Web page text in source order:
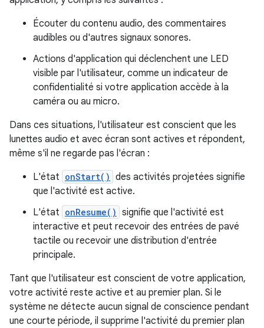
Écouter du contenu audio, des commentaires
audibles ou d'autres signaux sonores.
Actions d'application qui déclenchent une LED
visible par l'utilisateur, comme un indicateur de
confidentialité si votre application accède à la
caméra ou au micro.
Dans ces situations, l'utilisateur est conscient que les
lunettes audio et avec écran sont actives et répondent,
même s'il ne regarde pas l'écran :
L'état onStart() des activités projetées signifie
que l'activité est active.
L'état onResume() signifie que l'activité est
interactive et peut recevoir des entrées de pavé
tactile ou recevoir une distribution d'entrée
principale.
Tant que l'utilisateur est conscient de votre application,
votre activité reste active et au premier plan. Si le
système ne détecte aucun signal de conscience pendant
une courte période, il supprime l'activité du premier plan